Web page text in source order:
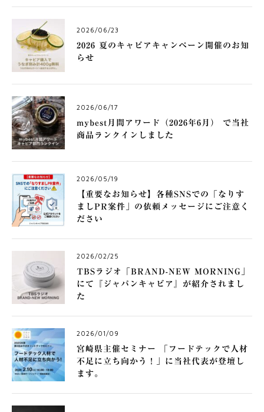
2026/06/23
2026 夏のキャビアキャンペーン開催のお知
らせ
2026/06/17
mybest月間アワード（2026年6月） で当社
商品ランクインしました
2026/05/19
【重要なお知らせ】各種SNSでの「なりす
ましPR案件」の依頼メッセージにご注意く
ださい
2026/02/25
TBSラジオ「BRAND-NEW MORNING」
にて『ジャパンキャビア』が紹介されまし
た
2026/01/09
宮崎県主催セミナー 「フードテックで人材
不足に立ち向かう！」に当社代表が登壇し
ます。